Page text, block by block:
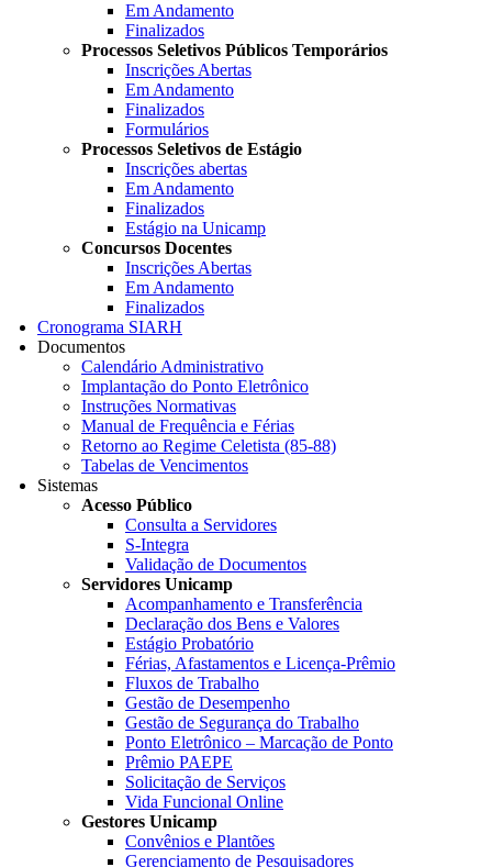
Em Andamento
Finalizados
Processos Seletivos Públicos Temporários
Inscrições Abertas
Em Andamento
Finalizados
Formulários
Processos Seletivos de Estágio
Inscrições abertas
Em Andamento
Finalizados
Estágio na Unicamp
Concursos Docentes
Inscrições Abertas
Em Andamento
Finalizados
Cronograma SIARH
Documentos
Calendário Administrativo
Implantação do Ponto Eletrônico
Instruções Normativas
Manual de Frequência e Férias
Retorno ao Regime Celetista (85-88)
Tabelas de Vencimentos
Sistemas
Acesso Público
Consulta a Servidores
S-Integra
Validação de Documentos
Servidores Unicamp
Acompanhamento e Transferência
Declaração dos Bens e Valores
Estágio Probatório
Férias, Afastamentos e Licença-Prêmio
Fluxos de Trabalho
Gestão de Desempenho
Gestão de Segurança do Trabalho
Ponto Eletrônico – Marcação de Ponto
Prêmio PAEPE
Solicitação de Serviços
Vida Funcional Online
Gestores Unicamp
Convênios e Plantões
Gerenciamento de Pesquisadores